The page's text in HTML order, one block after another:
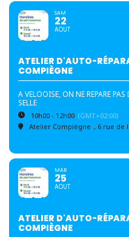
SAM
22
AOUT
ATELIER D'AUTO-
COMPIÈGNE
A VELOOISE, ON NE REPARE
SELLE
10h00 - 12h00 (GMT+02:00)
Atelier Compiègne , 6 rue de
MAR
25
AOUT
ATELIER D'AUTO-
COMPIÈGNE